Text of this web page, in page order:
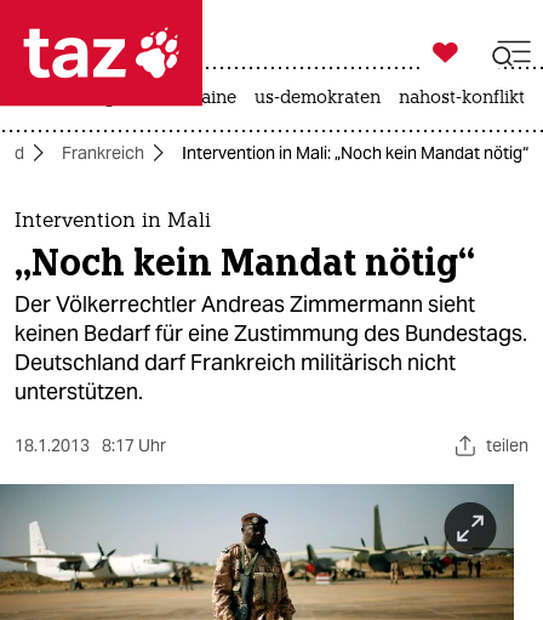
 taz zahl ich
taz zahl ich
themen
politik
öko
gesellschaft
kultur
sport
berlin
nord

taz zahl ich
krieg in der ukraine us-demokraten nahost-konflikt
Frankreich Intervention in Mali: „Noch kein Mandat nötig“
Intervention in Mali
„Noch kein Mandat nötig“
Der Völkerrechtler Andreas Zimmermann sieht
keinen Bedarf für eine Zustimmung des Bundestags.
Deutschland darf Frankreich militärisch nicht
unterstützen.
18.1.2013 8:17 Uhr teilen